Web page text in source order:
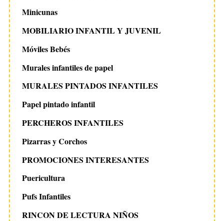
Minicunas
MOBILIARIO INFANTIL Y JUVENIL
Móviles Bebés
Murales infantiles de papel
MURALES PINTADOS INFANTILES
Papel pintado infantil
PERCHEROS INFANTILES
Pizarras y Corchos
PROMOCIONES INTERESANTES
Puericultura
Pufs Infantiles
RINCON DE LECTURA NIÑOS